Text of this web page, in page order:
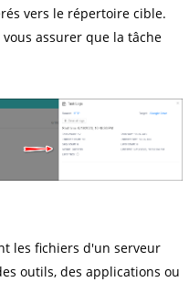
vers le répertoire cible.
assurer que la tâche
les fichiers d'un serveur
outils, des applications ou